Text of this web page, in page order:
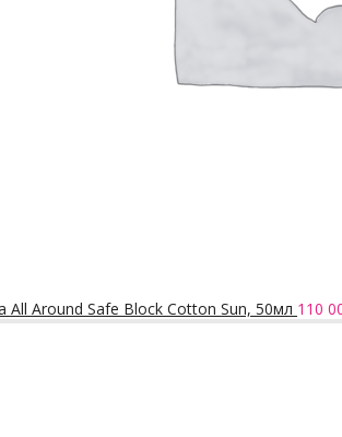
All Around Safe Block Cotton Sun, 50мл 110